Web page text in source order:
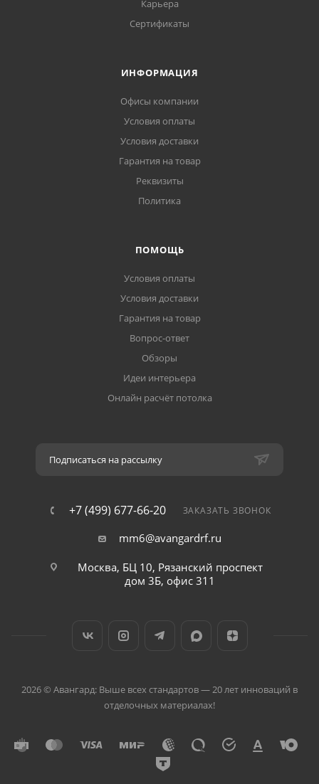
Карьера
Сертификаты
ИНФОРМАЦИЯ
Офисы компании
Условия оплаты
Условия доставки
Гарантия на товар
Реквизиты
Политика
ПОМОЩЬ
Условия оплаты
Условия доставки
Гарантия на товар
Вопрос-ответ
Обзоры
Идеи интерьера
Онлайн расчёт потолка
Подписаться на рассылку
+7 (499) 677-66-20 ЗАКАЗАТЬ ЗВОНОК
mm6@avangardrf.ru
Москва, БЦ 10, Рязанский проспект
дом 3Б, офис 311
2026 © Авангард: Выше всех стандартов — 20 лет инноваций в
отделочных материалах!